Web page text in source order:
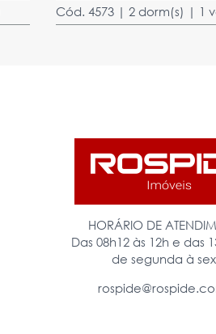
Cód. 4573 | 2 dorm(s) | 1
HORÁRIO DE
Das 08h12 às 12h e das
de segunda à